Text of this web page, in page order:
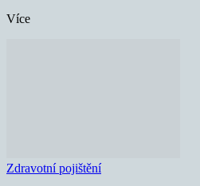
Více
Zdravotní pojištění